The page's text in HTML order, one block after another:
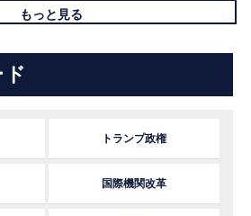
もっと見る
トランプ政権
国際機関改革